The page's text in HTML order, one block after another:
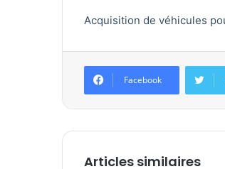
Acquisition de véhicules
Facebook
Articles similaires